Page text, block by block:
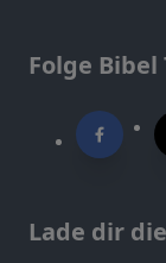
Folge
Lade dir